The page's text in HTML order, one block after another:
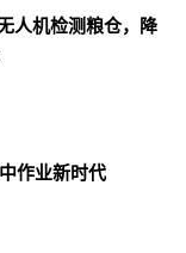
装有多个摄像头
像摄像头，广角
成几乎需要二十
人机检测粮仓，降
作业新时代